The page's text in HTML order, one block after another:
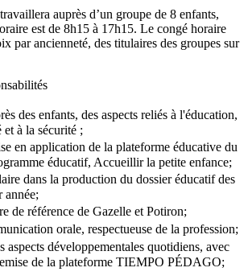
auprès d’un groupe de 8 enfants,
est de 8h15 à 17h15. Le congé horaire
par ancienneté, des titulaires des groupes sur
des enfants, des aspects reliés à l'éducation,
à la sécurité ;
en application de la plateforme éducative du
éducatif, Accueillir la petite enfance;
dans la production du dossier éducatif des
année;
référence de Gazelle et Potiron;
orale, respectueuse de la profession;
développementales quotidiens, avec
de la plateforme TIEMPO PÉDAGO;